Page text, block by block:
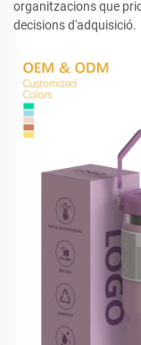
organitzacions que
decisions d'adquisició.